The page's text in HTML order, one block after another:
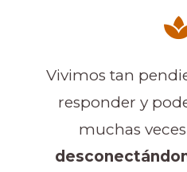
Vivimos tan
responder y
muchas